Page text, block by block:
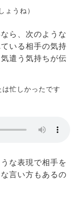
うね）
ら、次のような
いる相手の気持
遣う気持ちが伝
忙しかったです
な表現で相手を
言い方もあるの